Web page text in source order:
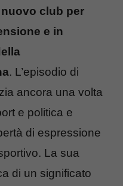
club per
e in
. L’episodio di
ancora una volta
e politica e
di espressione
La sua
di un significato